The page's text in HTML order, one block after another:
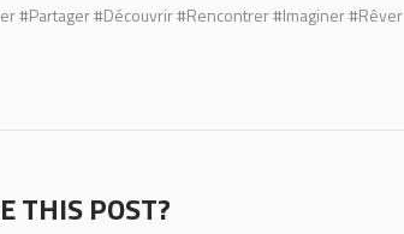
#Partager #Découvrir #Rencontrer #Imaginer #Rêver
THIS POST?